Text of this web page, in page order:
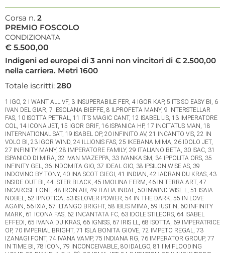
Corsa n. 2
PREMIO FOSCOLO
CONDIZIONATA
€ 5.500,00
Indigeni ed europei di 3 anni non vincitori di € 2.500,00
nella carriera. Metri 1600
Totale iscritti: 280
1 IGO, 2 I WANT ALL VF, 3 INSUPERABILE FER, 4 IGOR KAP, 5 ITS SO EASY BI, 6
IVAN DEL GIAR, 7 IESOLANA BIEFFE, 8 ILPROFETA MANY, 9 INTERSTELLAR
FAS, 10 ISOTTA PETRAL, 11 IT'S MAGIC CANT, 12 ISABEL LIS, 13 IMPERATORE
COL, 14 ICONA JET, 15 IGOR GRIF, 16 ISPANICA HP, 17 INCITATUS MAN, 18
INTERNATIONAL SAT, 19 ISABEL OP, 20 INFINITO AV, 21 INCANTO VIS, 22 IN
VOLO BI, 23 IGOR WIND, 24 ILLIONIS FAS, 25 IKEBANA MIMA, 26 IDOLO JET,
27 INFINITY MANY, 28 IMPERATORE FAMILY, 29 ITALIANO BETA, 30 ISAC, 31
ISPANICO DI MIRA, 32 IVAN MAZEPPA, 33 IVANKA SM, 34 IPPOLITA ORS, 35
INFINITY GEL, 36 INDOMITA GIO, 37 IDEAL GIO, 38 IPSILON WISE AS, 39
INDOVINO BY TONY, 40 INA SCOT GIEGI, 41 INDIAN, 42 IADRAN DU KRAS, 43
INSIDE OUT BI, 44 ISTER BLACK, 45 IMOLINA FERM, 46 IN TERRA ART, 47
INCAROSE FONT, 48 IRON AB, 49 ITALIA INDAL, 50 INWIND WISE L, 51 ISAIA
NOBEL, 52 IPNOTICA, 53 IS LOVER POWER, 54 IN THE DARK, 55 IN LOVE
AGAIN, 56 IXIA, 57 ILTANGO BRIGHT, 58 IBLIS MIMA, 59 IUSTIN, 60 INFINITY
MARK, 61 ICONA FAS, 62 INCANTATA FC, 63 IDOLE STILEORS, 64 ISABEL
EFFEDI, 65 IVANA DU KRAS, 66 IGNISS, 67 IRIS LL, 68 ISOTTA, 69 IMPERATRICE
OP, 70 IMPERIAL BRIGHT, 71 ISLA BONITA GIOVE, 72 IMPETO REGAL, 73
IZANAGI FONT, 74 IVANA VAMP, 75 INDIANA RG, 76 IMPERATOR GROUP, 77
IN TIME BI, 78 ICON, 79 INCONCEIVABLE, 80 IDALGO, 81 I'M FLOODING